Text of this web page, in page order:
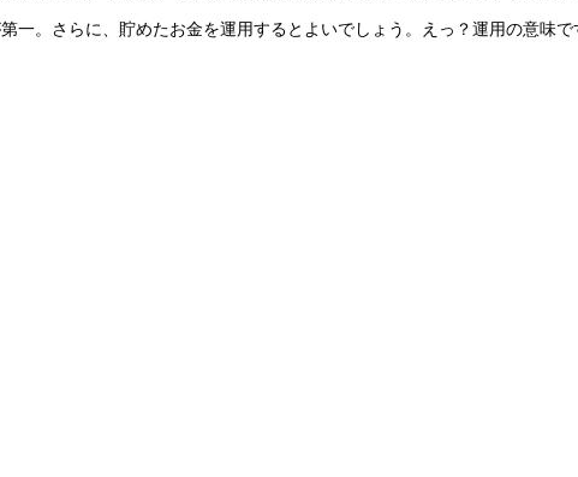
一。さらに、貯めたお金を運用するとよいでしょう。えっ？運用の意味で